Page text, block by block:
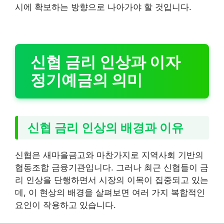
시에 확보하는 방향으로 나아가야 할 것입니다.
신협 금리 인상과 이자
정기예금의 의미
신협 금리 인상의 배경과 이유
신협은 새마을금고와 마찬가지로 지역사회 기반의
협동조합 금융기관입니다. 그러나 최근 신협들이 금
리 인상을 단행하면서 시장의 이목이 집중되고 있는
데, 이 현상의 배경을 살펴보면 여러 가지 복합적인
요인이 작용하고 있습니다.